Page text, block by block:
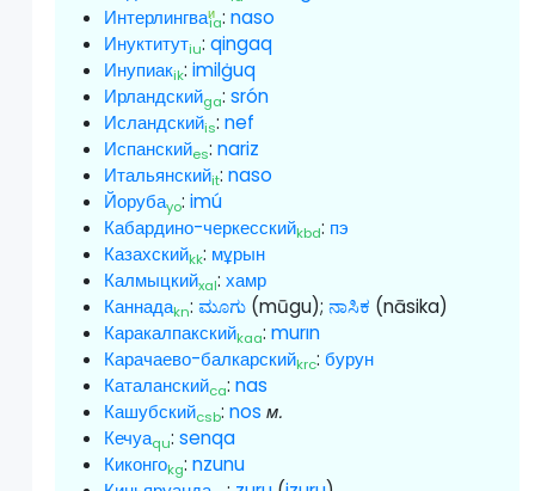
Интерлингваи
ia:naso
Инуктитутiu:qingaq
Инупиакik:imilġuq
Ирландскийga:srón
Исландскийis:nef
Испанскийes:nariz
Итальянскийit:naso
Йорубаyo:imú
Кабардино-черкесскийkbd: пэ
Казахскийkk: мұрын
Калмыцкийxal:хамр
Каннадаkn:ಮೂಗು (mūgu);ನಾಸಿಕ (nāsika)
Каракалпакскийkaa:murın
Карачаево-балкарскийkrc:бурун
Каталанскийca:nas
Кашубскийcsb:nos м.
Кечуаqu:senqa
Киконгоkg:nzunu